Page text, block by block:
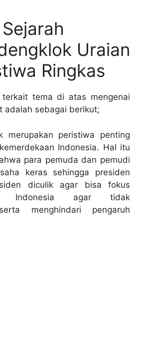
Sejarah
Uraian
Ringkas
terkait tema di atas mengenai
adalah sebagai berikut;
merupakan peristiwa penting
Indonesia. Hal itu
para pemuda dan pemudi
keras sehingga presiden
diculik agar bisa fokus
Indonesia agar tidak
menghindari pengaruh